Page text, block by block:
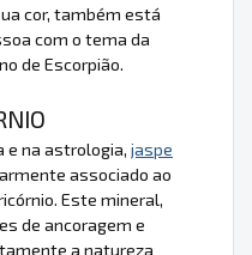
cor, também está
com o tema da
de Escorpião.
e na astrologia, jaspe
associado ao
Este mineral,
de ancoragem e
a natureza